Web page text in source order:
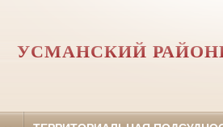
УСМАНСКИЙ